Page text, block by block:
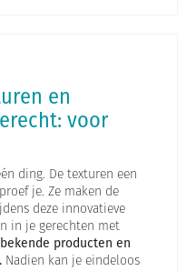
en
voor
ding. De texturen een
je. Ze maken de
deze innovatieve
in je gerechten met
producten en
Nadien kan je eindeloos